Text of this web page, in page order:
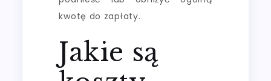
kwotę do zapłaty.
Jakie są